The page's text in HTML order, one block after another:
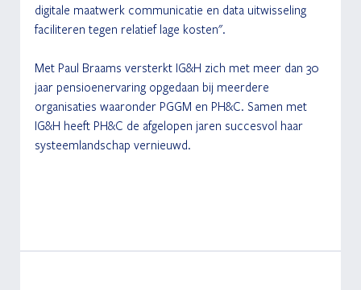
digitale maatwerk communicatie en data uitwisseling
faciliteren tegen relatief lage kosten".
Met Paul Braams versterkt IG&H zich met meer dan 30
jaar pensioenervaring opgedaan bij meerdere
organisaties waaronder PGGM en PH&C. Samen met
IG&H heeft PH&C de afgelopen jaren succesvol haar
systeemlandschap vernieuwd.